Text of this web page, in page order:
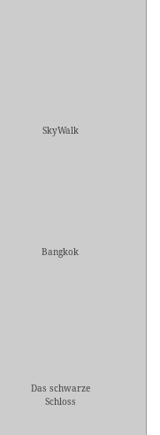
SkyWalk
Bangkok
Das schwarze
Schloss